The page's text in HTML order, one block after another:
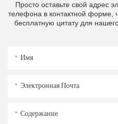
Просто оставьте свой адрес
телефона в контактной форме,
бесплатную цитату для
Имя
Электронная Почта
Содержание